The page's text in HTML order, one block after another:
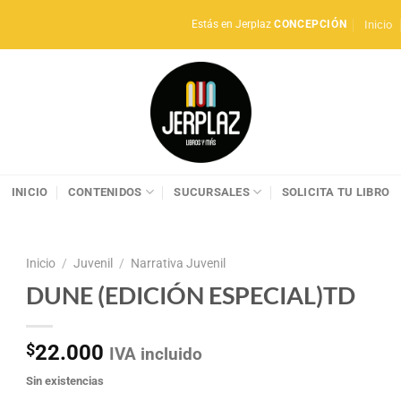
Estás en JerplazCONCEPCIÓN Inicio
INICIO CONTENIDOS SUCURSALES SOLICITA TU LIBRO
Inicio / Juvenil / Narrativa Juvenil
DUNE (EDICIÓN ESPECIAL)TD
$22.000 IVA incluido
Sin existencias